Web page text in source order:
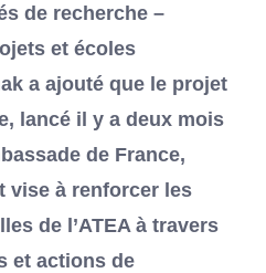
de recherche –
et écoles
a ajouté que le projet
lancé il y a deux mois
de France,
vise à renforcer les
de l’ATEA à travers
et actions de